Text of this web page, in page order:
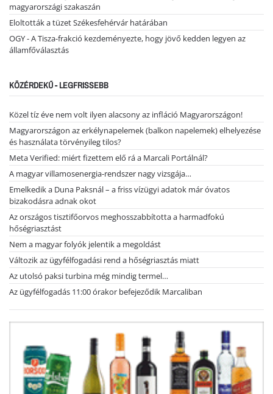
magyarországi szakaszán
Eloltották a tüzet Székesfehérvár határában
OGY - A Tisza-frakció kezdeményezte, hogy jövő kedden legyen az
államfőválasztás
KÖZÉRDEKŰ - LEGFRISSEBB
Közel tíz éve nem volt ilyen alacsony az infláció Magyarországon!
Magyarországon az erkélynapelemek (balkon napelemek) elhelyezése
és használata törvényileg tilos?
Meta Verified: miért fizettem elő rá a Marcali Portálnál?
A magyar villamosenergia-rendszer nagy vizsgája…
Emelkedik a Duna Paksnál – a friss vízügyi adatok már óvatos
bizakodásra adnak okot
Az országos tisztifőorvos meghosszabbította a harmadfokú
hőségriasztást
Nem a magyar folyók jelentik a megoldást
Változik az ügyfélfogadási rend a hőségriasztás miatt
Az utolsó paksi turbina még mindig termel…
Az ügyfélfogadás 11:00 órakor befejeződik Marcaliban